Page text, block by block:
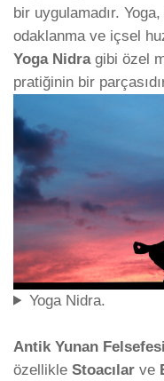
bir uygulamadır.
odaklanma ve içsel
Yoga Nidragibi özel
pratiğinin bir
Yoga Nidra.
Antik Yunan
özellikle Stoacılar ve